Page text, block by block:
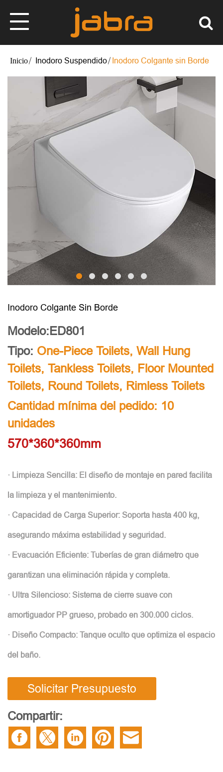
Inodoro Suspendido Inodoro Colgante sin Borde
Inodoro Colgante Sin Borde
Modelo:ED801
Tipo: One-Piece Toilets, Wall Hung
Toilets, Tankless Toilets, Floor Mounted
Toilets, Round Toilets, Rimless Toilets
Cantidad mínima del pedido: 10
unidades
570*360*360mm
· Limpieza Sencilla: El diseño de montaje en pared facilita
la limpieza y el mantenimiento.
· Capacidad de Carga Superior: Soporta hasta 400 kg,
asegurando máxima estabilidad y seguridad.
· Evacuación Eficiente: Tuberías de gran diámetro que
garantizan una eliminación rápida y completa.
· Ultra Silencioso: Sistema de cierre suave con
amortiguador PP grueso, probado en 300.000 ciclos.
· Diseño Compacto: Tanque oculto que optimiza el espacio
del baño.
Solicitar Presupuesto
Compartir: